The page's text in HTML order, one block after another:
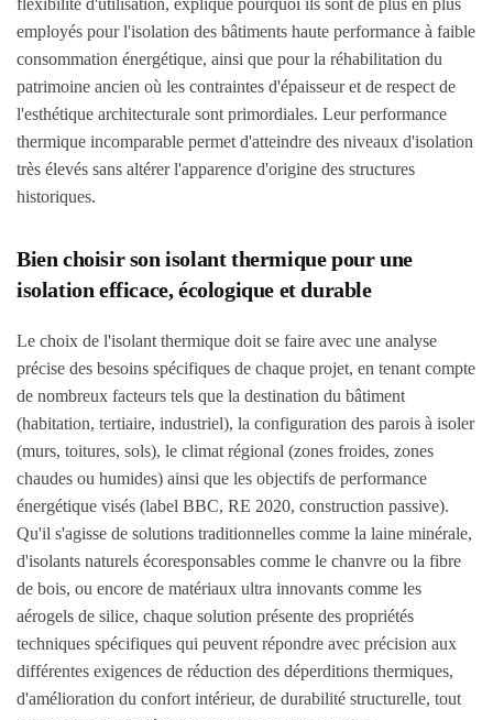
flexibilité d'utilisation, explique pourquoi ils sont de plus en plus
employés pour l'isolation des bâtiments haute performance à faible
consommation énergétique, ainsi que pour la réhabilitation du
patrimoine ancien où les contraintes d'épaisseur et de respect de
l'esthétique architecturale sont primordiales. Leur performance
thermique incomparable permet d'atteindre des niveaux d'isolation
très élevés sans altérer l'apparence d'origine des structures
historiques.
Bien choisir son isolant thermique pour une
isolation efficace, écologique et durable
Le choix de l'isolant thermique doit se faire avec une analyse
précise des besoins spécifiques de chaque projet, en tenant compte
de nombreux facteurs tels que la destination du bâtiment
(habitation, tertiaire, industriel), la configuration des parois à isoler
(murs, toitures, sols), le climat régional (zones froides, zones
chaudes ou humides) ainsi que les objectifs de performance
énergétique visés (label BBC, RE 2020, construction passive).
Qu'il s'agisse de solutions traditionnelles comme la laine minérale,
d'isolants naturels écoresponsables comme le chanvre ou la fibre
de bois, ou encore de matériaux ultra innovants comme les
aérogels de silice, chaque solution présente des propriétés
techniques spécifiques qui peuvent répondre avec précision aux
différentes exigences de réduction des déperditions thermiques,
d'amélioration du confort intérieur, de durabilité structurelle, tout